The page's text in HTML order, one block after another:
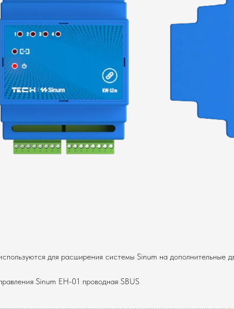
для расширения системы Sinum на дополнительные
Sinum EH-01 проводная SBUS